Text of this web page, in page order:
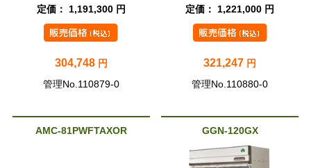
定価： 1,191,300 円
304,748 円
管理No.110879-0
定価： 1,221,000 円
321,247 円
管理No.110880-0
AMC-81PWFTAXOR GGN-120GX